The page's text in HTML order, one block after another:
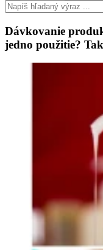
Dávkovanie
jedno použitie?